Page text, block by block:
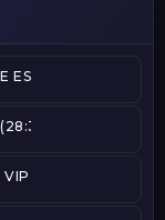
ESCAPE |
FREE | STEAM